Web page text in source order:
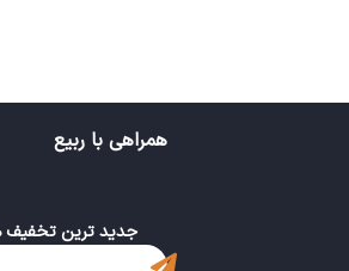
همراهی با ربیع
جدید ترین تخفیف